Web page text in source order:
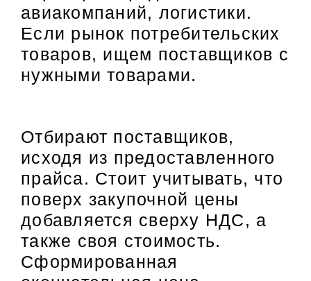
авиакомпаний, логистики.
Если рынок потребительских
товаров, ищем поставщиков с
нужными товарами.
Отбирают поставщиков,
исходя из предоставленного
прайса. Стоит учитывать, что
поверх закупочной цены
добавляется сверху НДС, а
также своя стоимость.
Сформированная